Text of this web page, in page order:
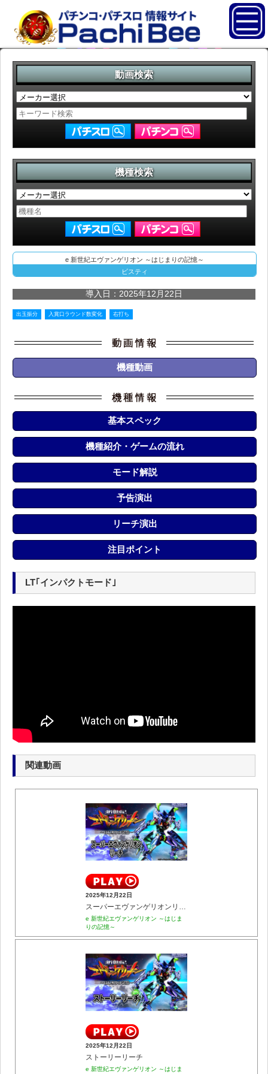
動画検索
機種検索
e 新世紀エヴァンゲリオン ～はじまりの記憶～
ビスティ
導入日：2025年12月22日
出玉振分 入賞口ラウンド数変化 右打ち
機種動画
基本スペック
機種紹介・ゲームの流れ
モード解説
予告演出
リーチ演出
注目ポイント
LT｢インパクトモード｣
関連動画
2025年12月22日
スーパーエヴァンゲリオンリーチ
e 新世紀エヴァンゲリオン ～はじま
りの記憶～
2025年12月22日
ストーリーリーチ
e 新世紀エヴァンゲリオン ～はじま